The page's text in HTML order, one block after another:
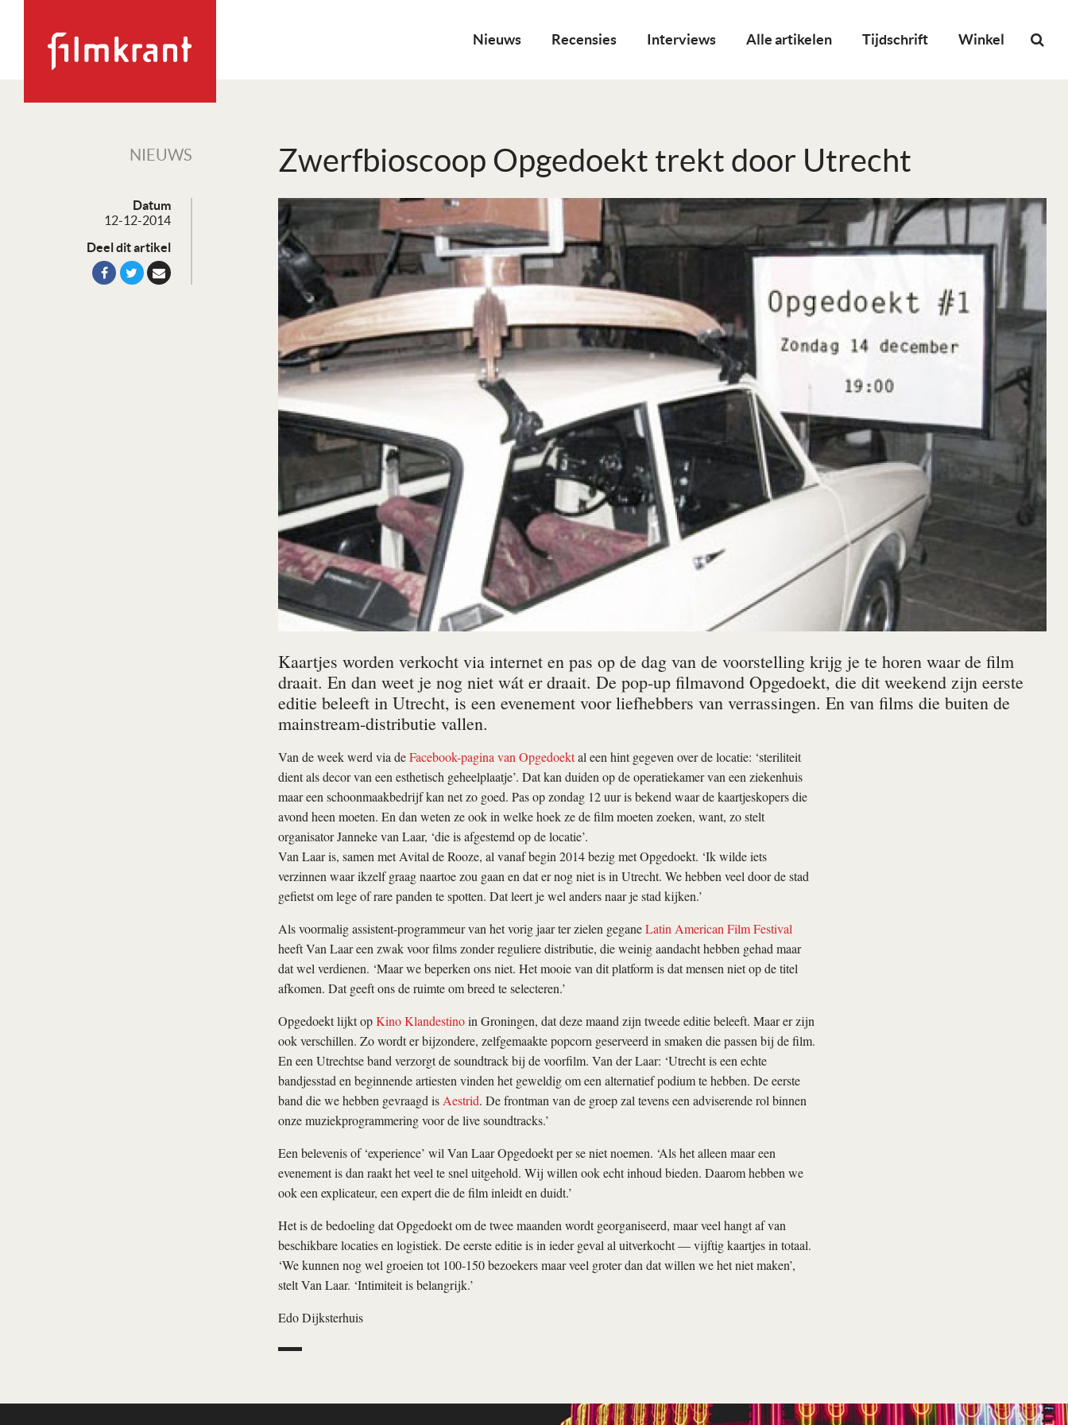
Nieuws Recensies Interviews Alle artikelen Tijdschrift Winkel
NIEUWS Zwerfbioscoop Opgedoekt trekt door Utrecht
Datum
12-12-2014
Deel dit artikel
Kaartjes worden verkocht via internet en pas op de dag van de voorstelling krijg je te horen waar de film
draait. En dan weet je nog niet wát er draait. De pop-up filmavond Opgedoekt, die dit weekend zijn eerste
editie beleeft in Utrecht, is een evenement voor liefhebbers van verrassingen. En van films die buiten de
mainstream-distributie vallen.
Van de week werd via deFacebook-pagina van Opgedoektal een hint gegeven over de locatie: ‘steriliteit
dient als decor van een esthetisch geheelplaatje’. Dat kan duiden op de operatiekamer van een ziekenhuis
maar een schoonmaakbedrijf kan net zo goed. Pas op zondag 12 uur is bekend waar de kaartjeskopers die
avond heen moeten. En dan weten ze ook in welke hoek ze de film moeten zoeken, want, zo stelt
organisator Janneke van Laar, ‘die is afgestemd op de locatie’.
Van Laar is, samen met Avital de Rooze, al vanaf begin 2014 bezig met Opgedoekt. ‘Ik wilde iets
verzinnen waar ikzelf graag naartoe zou gaan en dat er nog niet is in Utrecht. We hebben veel door de stad
gefietst om lege of rare panden te spotten. Dat leert je wel anders naar je stad kijken.’
Als voormalig assistent-programmeur van het vorig jaar ter zielen geganeLatin American Film Festival
heeft Van Laar een zwak voor films zonder reguliere distributie, die weinig aandacht hebben gehad maar
dat wel verdienen. ‘Maar we beperken ons niet. Het mooie van dit platform is dat mensen niet op de titel
afkomen. Dat geeft ons de ruimte om breed te selecteren.’
Opgedoekt lijkt opKino Klandestinoin Groningen, dat deze maand zijn tweede editie beleeft. Maar er zijn
ook verschillen. Zo wordt er bijzondere, zelfgemaakte popcorn geserveerd in smaken die passen bij de film.
En een Utrechtse band verzorgt de soundtrack bij de voorfilm. Van der Laar: ‘Utrecht is een echte
bandjesstad en beginnende artiesten vinden het geweldig om een alternatief podium te hebben. De eerste
band die we hebben gevraagd is Aestrid. De frontman van de groep zal tevens een adviserende rol binnen
onze muziekprogrammering voor de live soundtracks.’
Een belevenis of ‘experience’ wil Van Laar Opgedoekt per se niet noemen. ‘Als het alleen maar een
evenement is dan raakt het veel te snel uitgehold. Wij willen ook echt inhoud bieden. Daarom hebben we
ook een explicateur, een expert die de film inleidt en duidt.’
Het is de bedoeling dat Opgedoekt om de twee maanden wordt georganiseerd, maar veel hangt af van
beschikbare locaties en logistiek. De eerste editie is in ieder geval al uitverkocht — vijftig kaartjes in totaal.
‘We kunnen nog wel groeien tot 100-150 bezoekers maar veel groter dan dat willen we het niet maken’,
stelt Van Laar. ‘Intimiteit is belangrijk.’
Edo Dijksterhuis